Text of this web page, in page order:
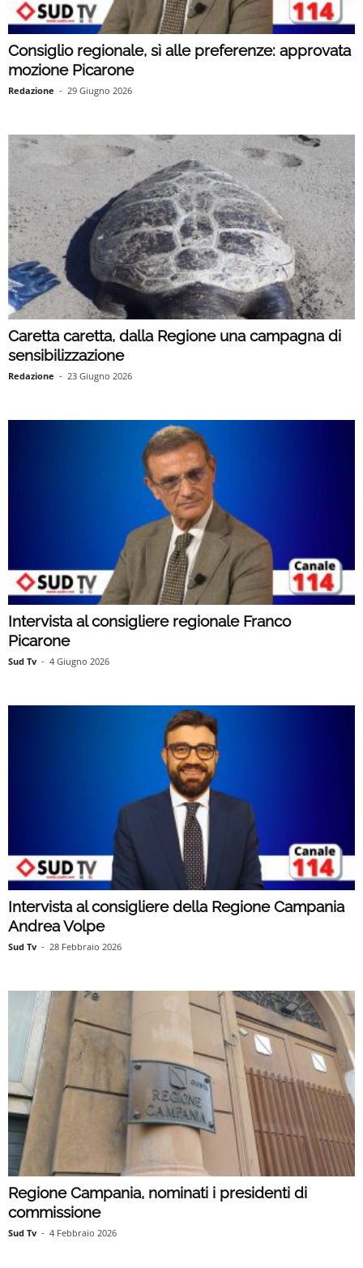
Consiglio regionale, sì alle preferenze: approvata
mozione Picarone
Redazione - 29 Giugno 2026
Caretta caretta, dalla Regione una campagna di
sensibilizzazione
Redazione - 23 Giugno 2026
Intervista al consigliere regionale Franco
Picarone
Sud Tv - 4 Giugno 2026
Intervista al consigliere della Regione Campania
Andrea Volpe
Sud Tv - 28 Febbraio 2026
Regione Campania, nominati i presidenti di
commissione
Sud Tv - 4 Febbraio 2026